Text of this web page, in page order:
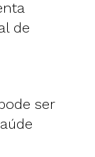
de
ser